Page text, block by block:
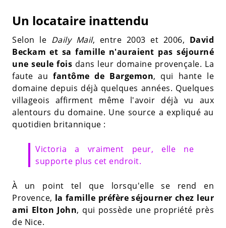
Un locataire inattendu
Selon le Daily Mail, entre 2003 et 2006, David
Beckam et sa famille n'auraient pas séjourné
une seule fois dans leur domaine provençale. La
faute aufantôme de Bargemon, qui hante le
domaine depuis déjà quelques années. Quelques
villageois affirment même l'avoir déjà vu aux
alentours du domaine. Une source a expliqué au
quotidien britannique :
Victoria a vraiment peur, elle ne
supporte plus cet endroit.
À un point tel que lorsqu'elle se rend en
Provence, la famille préfère séjourner chez leur
ami Elton John, qui possède une propriété près
de Nice.